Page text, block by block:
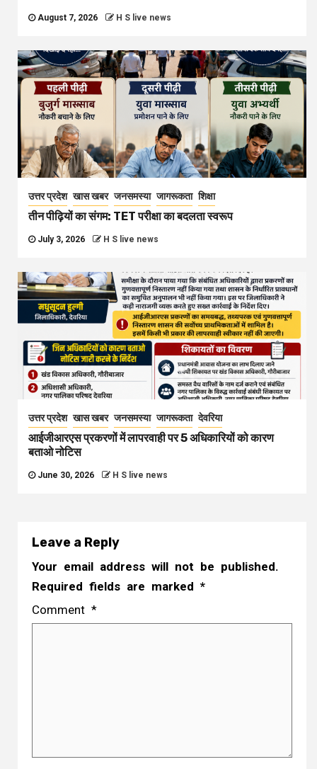
August 7, 2026 H S live news
उत्तर प्रदेश खास खबर जनसमस्या जागरूकता शिक्षा
तीन पीढ़ियों का संगम: TET परीक्षा का बदलता स्वरूप
July 3, 2026 H S live news
उत्तर प्रदेश खास खबर जनसमस्या जागरूकता देवरिया
आईजीआरएस प्रकरणों में लापरवाही पर 5 अधिकारियों को कारण
बताओ नोटिस
June 30, 2026 H S live news
Leave a Reply
Your email address will not be published.
Required fields are marked *
Comment *